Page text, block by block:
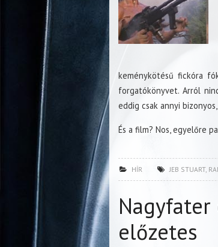
keménykötésű fickóra
forgatókönyvet. Arról
eddig csak annyi
És a film? Nos, egyelőre
HÍR JEB STUART,
előzetes